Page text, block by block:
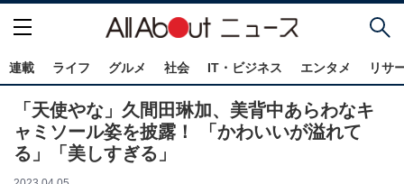
連載 ライフ グルメ 社会 IT・ビジネス エンタメ リサ
「天使やな」久間田琳加、美背中あらわなキ
ャミソール姿を披露！ 「かわいいが溢れて
る」「美しすぎる」